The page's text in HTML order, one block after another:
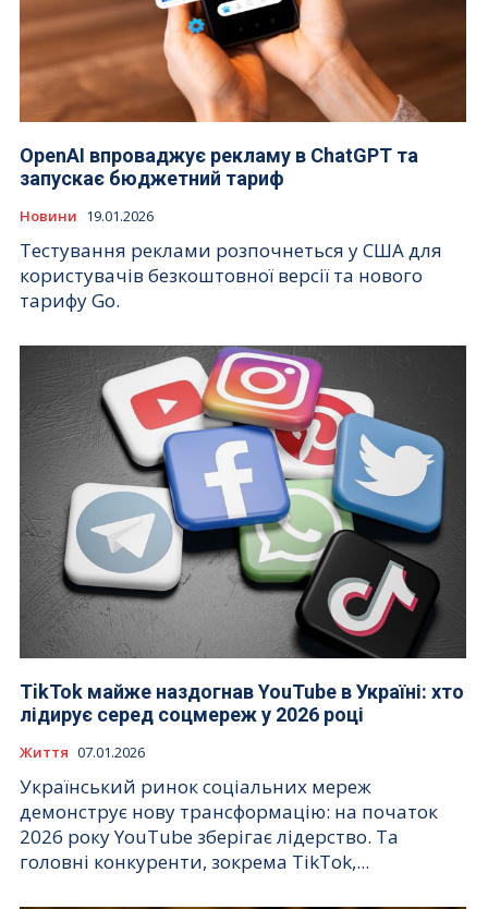
OpenAI впроваджує рекламу в ChatGPT та
запускає бюджетний тариф
Новини 19.01.2026
Тестування реклами розпочнеться у США для
користувачів безкоштовної версії та нового
тарифу Go.
TikTok майже наздогнав YouTube в Україні: хто
лідирує серед соцмереж у 2026 році
Життя 07.01.2026
Український ринок соціальних мереж
демонструє нову трансформацію: на початок
2026 року YouTube зберігає лідерство. Та
головні конкуренти, зокрема TikTok,...